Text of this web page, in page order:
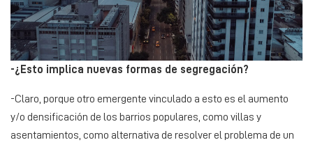
-¿Esto implica nuevas formas de segregación?
-Claro, porque otro emergente vinculado a esto es el aumento
y/o densificación de los barrios populares, como villas y
asentamientos, como alternativa de resolver el problema de un